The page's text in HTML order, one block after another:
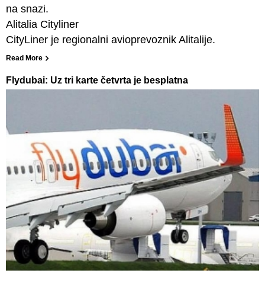
na snazi.
Alitalia Cityliner
CityLiner je regionalni avioprevoznik Alitalije.
Read More
Flydubai: Uz tri karte četvrta je besplatna